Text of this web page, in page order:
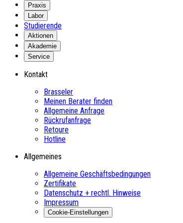
Praxis
Labor
Studierende
Aktionen
Akademie
Service
Kontakt
Brasseler
Meinen Berater finden
Allgemeine Anfrage
Rückrufanfrage
Retoure
Hotline
Allgemeines
Allgemeine Geschäftsbedingungen
Zertifikate
Datenschutz + rechtl. Hinweise
Impressum
Cookie-Einstellungen